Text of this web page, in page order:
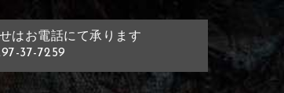
はお電話にて承ります
37-7259